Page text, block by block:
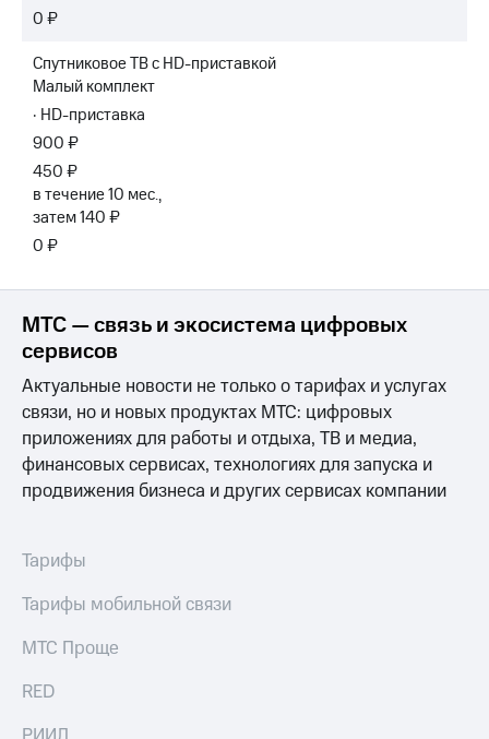
и не
только
Безопасность
Детям
и родителям
и фитнес
Приложения
от МТС
Акции
Приложения
КИОН
Гудок
Гудок
Мой
приложения
доход
онлайн
Страхование
Покупка
полисов
онлайн
Скидка 30%
на связь
Накопления
0 ₽
Спутниковое ТВ с HD-приставкой
Малый комплект
· HD-приставка
900 ₽
450 ₽
в течение 10 мес.,
затем 140 ₽
0 ₽
МТС — связь и экосистема цифровых
сервисов
Актуальные новости не только о тарифах и услугах
связи, но и новых продуктах МТС: цифровых
приложениях для работы и отдыха, ТВ и медиа,
финансовых сервисах, технологиях для запуска и
продвижения бизнеса и других сервисах компании
Тарифы
Тарифы мобильной связи
МТС Проще
RED